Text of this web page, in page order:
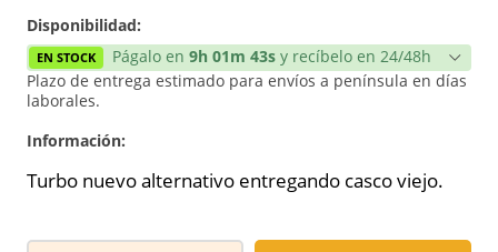
Disponibilidad:
EN STOCK Págalo en 9h 01m 43s y recíbelo en 24/48h
Plazo de entrega estimado para envíos a península en días
laborales.
Información:
Turbo nuevo alternativo entregando casco viejo.